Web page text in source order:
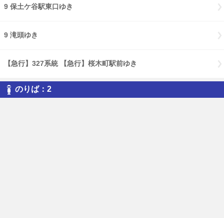
9 保土ケ谷駅東口ゆき
9 滝頭ゆき
【急行】327系統 【急行】桜木町駅前ゆき
のりば：2